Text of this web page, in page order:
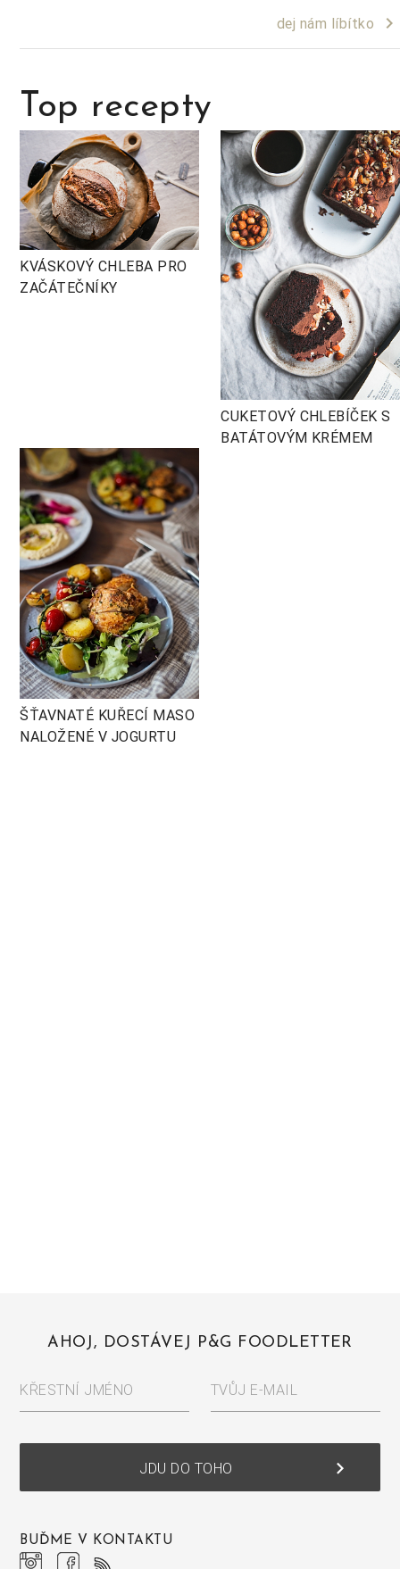
dej nám líbítko keyboard_arrow_right
Top recepty
KVÁSKOVÝ CHLEBA PRO
ZAČÁTEČNÍKY
CUKETOVÝ CHLEBÍČEK S
BATÁTOVÝM KRÉMEM
ŠŤAVNATÉ KUŘECÍ MASO
NALOŽENÉ V JOGURTU
AHOJ, DOSTÁVEJ P&G FOODLETTER
KŘESTNÍ JMÉNO TVŮJ E-MAIL
JDU DO TOHO keyboard_arrow_right
BUĎME V KONTAKTU